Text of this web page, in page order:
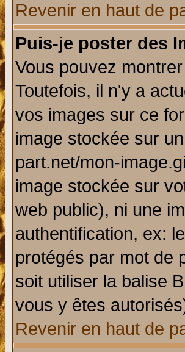
Revenir en haut de
Puis-je poster des
Vous pouvez
Toutefois, il n'y a
vos images sur ce
image stockée sur
part.net/mon-
image stockée sur
web public), ni une
authentification, ex:
protégés par mot de
soit utiliser la balise
vous y êtes
Revenir en haut de